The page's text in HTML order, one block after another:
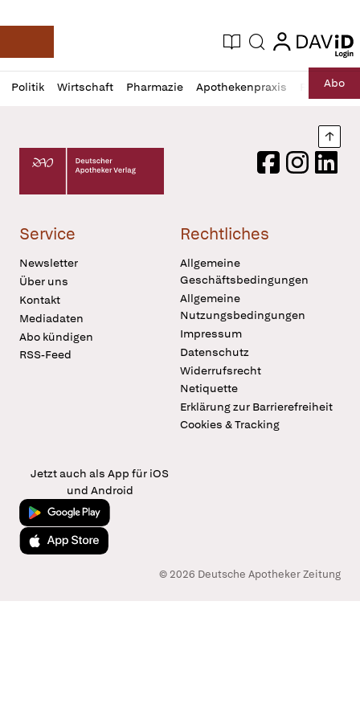
Deutsche Apotheker Zeitung
Aktuelle Ausgabe
Suche login
login
Politik Wirtschaft Pharmazie Apothekenpraxis RechtAbo
Profil
öffnen
Daz
Pur
Deutscher Apotheker Verlag Logo
FacebookInstagram
Service
Newsletter
Über uns
Kontakt
Mediadaten
Abo kündigen
RSS-Feed
Rechtliches
Allgemeine
Geschäftsbedingungen
Allgemeine
Nutzungsbedingungen
Impressum
Datenschutz
Widerrufsrecht
Netiquette
Erklärung zur Barrierefreiheit
Cookies & Tracking
Jetzt auch als App für iOS
und Android
Jetzt bei Google Play
Laden im App Store
© 2026 Deutsche Apotheker Zeitung